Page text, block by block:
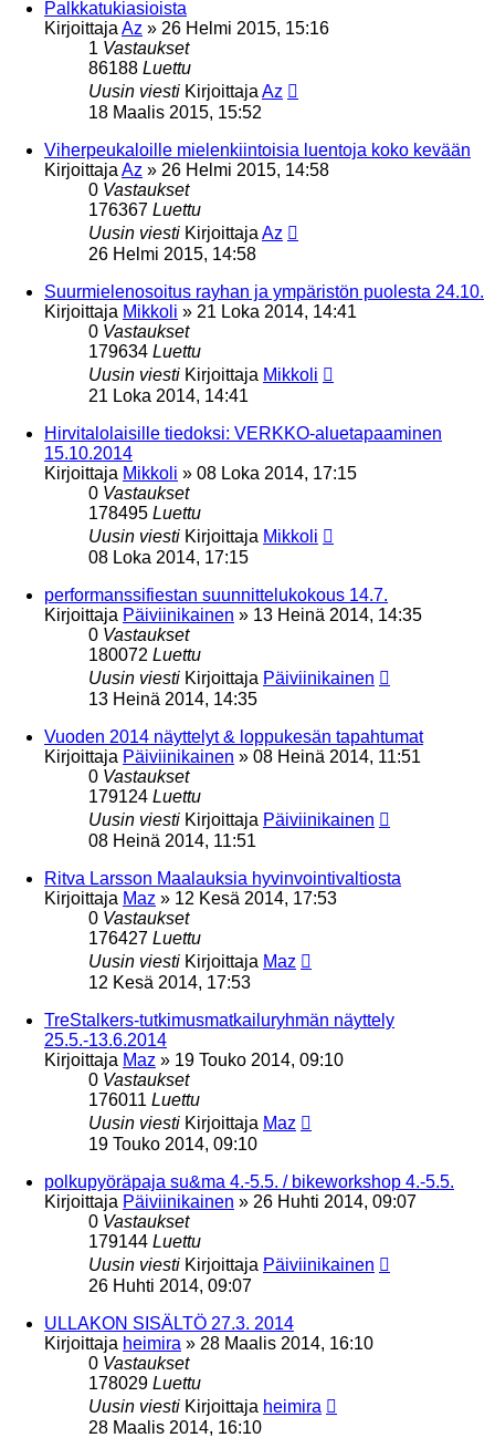
Palkkatukiasioista
Kirjoittaja Az » 26 Helmi 2015, 15:16
1 Vastaukset
86188 Luettu
Uusin viesti Kirjoittaja Az
18 Maalis 2015, 15:52
Viherpeukaloille mielenkiintoisia luentoja koko kevään
Kirjoittaja Az » 26 Helmi 2015, 14:58
0 Vastaukset
176367 Luettu
Uusin viesti Kirjoittaja Az
26 Helmi 2015, 14:58
Suurmielenosoitus rayhan ja ympäristön puolesta 24.10.
Kirjoittaja Mikkoli » 21 Loka 2014, 14:41
0 Vastaukset
179634 Luettu
Uusin viesti Kirjoittaja Mikkoli
21 Loka 2014, 14:41
Hirvitalolaisille tiedoksi: VERKKO-aluetapaaminen
15.10.2014
Kirjoittaja Mikkoli » 08 Loka 2014, 17:15
0 Vastaukset
178495 Luettu
Uusin viesti Kirjoittaja Mikkoli
08 Loka 2014, 17:15
performanssifiestan suunnittelukokous 14.7.
Kirjoittaja Päiviinikainen » 13 Heinä 2014, 14:35
0 Vastaukset
180072 Luettu
Uusin viesti Kirjoittaja Päiviinikainen
13 Heinä 2014, 14:35
Vuoden 2014 näyttelyt & loppukesän tapahtumat
Kirjoittaja Päiviinikainen » 08 Heinä 2014, 11:51
0 Vastaukset
179124 Luettu
Uusin viesti Kirjoittaja Päiviinikainen
08 Heinä 2014, 11:51
Ritva Larsson Maalauksia hyvinvointivaltiosta
Kirjoittaja Maz » 12 Kesä 2014, 17:53
0 Vastaukset
176427 Luettu
Uusin viesti Kirjoittaja Maz
12 Kesä 2014, 17:53
TreStalkers-tutkimusmatkailuryhmän näyttely
25.5.-13.6.2014
Kirjoittaja Maz » 19 Touko 2014, 09:10
0 Vastaukset
176011 Luettu
Uusin viesti Kirjoittaja Maz
19 Touko 2014, 09:10
polkupyöräpaja su&ma 4.-5.5. / bikeworkshop 4.-5.5.
Kirjoittaja Päiviinikainen » 26 Huhti 2014, 09:07
0 Vastaukset
179144 Luettu
Uusin viesti Kirjoittaja Päiviinikainen
26 Huhti 2014, 09:07
ULLAKON SISÄLTÖ 27.3. 2014
Kirjoittaja heimira » 28 Maalis 2014, 16:10
0 Vastaukset
178029 Luettu
Uusin viesti Kirjoittaja heimira
28 Maalis 2014, 16:10